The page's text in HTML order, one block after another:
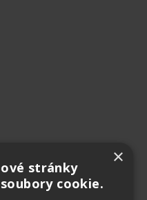
×
stránky
cookie.